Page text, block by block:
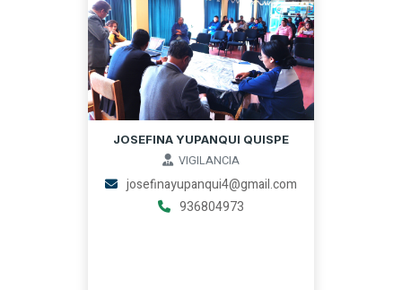
JOSEFINA YUPANQUI QUISPE
VIGILANCIA
josefinayupanqui4@gmail.com
936804973